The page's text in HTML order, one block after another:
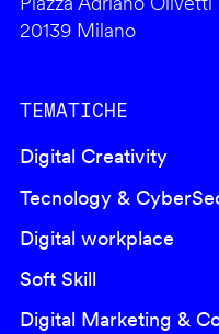
20139 Milano
TEMATICHE
Digital Creativity
Tecnology &
Digital workplace
Soft Skill
Digital Marketing &